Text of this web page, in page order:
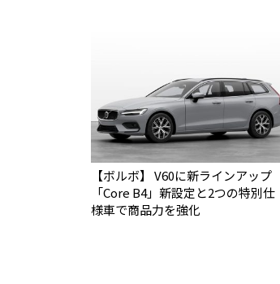
【ボルボ】 V60に新ラインアップ
「Core B4」新設定と2つの特別仕
様車で商品力を強化